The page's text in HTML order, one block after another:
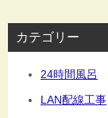
カテゴリー
24時間風呂
LAN配線工事